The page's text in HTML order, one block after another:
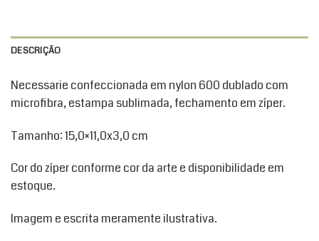
DESCRIÇÃO
Necessarie confeccionada em nylon 600 dublado com
microfibra, estampa sublimada, fechamento em zíper.
Tamanho: 15,0×11,0x3,0 cm
Cor do zíper conforme cor da arte e disponibilidade em
estoque.
Imagem e escrita meramente ilustrativa.